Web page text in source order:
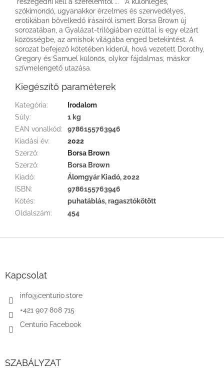
szókimondó, ugyanakkor érzelmes és szenvedélyes,
erotikában bővelkedő írásairól ismert Borsa Brown új
sorozatában, a Gyalázat-trilógiában ezúttal is egy elzárt
közösségbe, az amishok világába enged betekintést. A
sorozat befejező kötetében kiderül, hová vezetett Dorothy,
Gregory és Samuel különös, olykor fájdalmas, máskor
szívmelengető utazása.
Kiegészítő paraméterek
Kategória:
Irodalom
Súly:
1 kg
EAN vonalkód:
9786155763946
Kiadási év:
2022
Szerző:
Borsa Brown
Szerző:
Borsa Brown
Kiadó:
Álomgyár Kiadó, 2022
ISBN:
9786155763946
Kötés:
puhatáblás, ragasztókötött
Oldalszám: 454
Kapcsolat
info@centurio.store
+421 907 808 715
Centurio Facebook
SZABÁLYZAT